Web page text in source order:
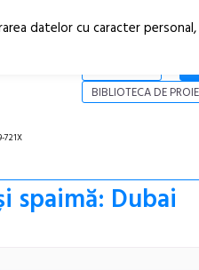
BIBLIOTECA DE
721X
spaimă: Dubai
datelor cu caracter